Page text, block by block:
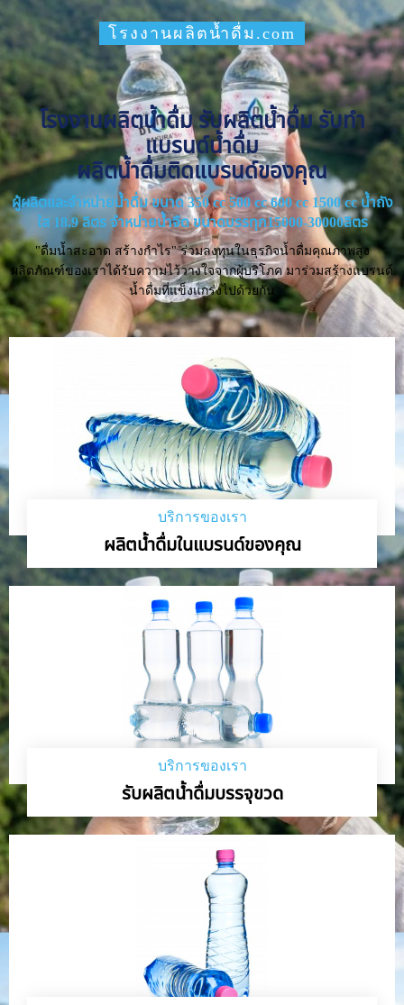
โรงงานผลิตน้ำดื่ม.com
โรงงานผลิตน้ำดื่ม รับผลิตน้ำดื่ม รับทำ
แบรนด์น้ำดื่ม
ผลิตน้ำดื่มติดแบรนด์ของคุณ
ผู้ผลิตและจำหน่ายน้ำดื่ม ขนาด 350 cc 500 cc 600 cc 1500 cc น้ำถัง
ใส 18.9 ลิตร จำหน่ายน้ำจืด ขนาดบรรทุก15000-30000ลิตร
"ดื่มน้ำสะอาด สร้างกำไร" ร่วมลงทุนในธุรกิจน้ำดื่มคุณภาพสูง
ผลิตภัณฑ์ของเราได้รับความไว้วางใจจากผู้บริโภค มาร่วมสร้างแบรนด์
น้ำดื่มที่แข็งแกร่งไปด้วยกัน
บริการของเรา
ผลิตน้ำดื่มในแบรนด์ของคุณ
บริการของเรา
รับผลิตน้ำดื่มบรรจุขวด